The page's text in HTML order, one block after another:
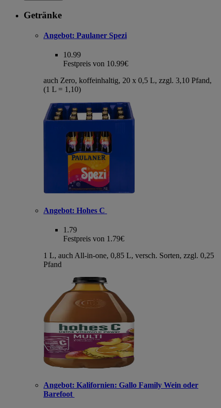
Getränke
Angebot: Paulaner Spezi
10.99
Festpreis von 10.99€
auch Zero, koffeinhaltig, 20 x 0,5 L, zzgl. 3,10 Pfand,
(1 L = 1,10)
Angebot: Hohes C
1.79
Festpreis von 1.79€
1 L, auch All-in-one, 0,85 L, versch. Sorten, zzgl. 0,25
Pfand
Angebot: Kalifornien: Gallo Family Wein oder
Barefoot